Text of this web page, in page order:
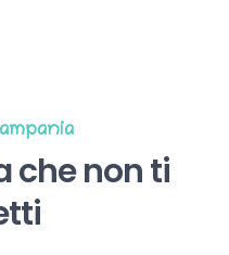
che non ti